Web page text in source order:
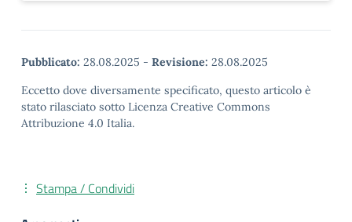
Pubblicato: 28.08.2025 - Revisione: 28.08.2025
Eccetto dove diversamente specificato, questo articolo è
stato rilasciato sotto Licenza Creative Commons
Attribuzione 4.0 Italia.
Stampa / Condividi